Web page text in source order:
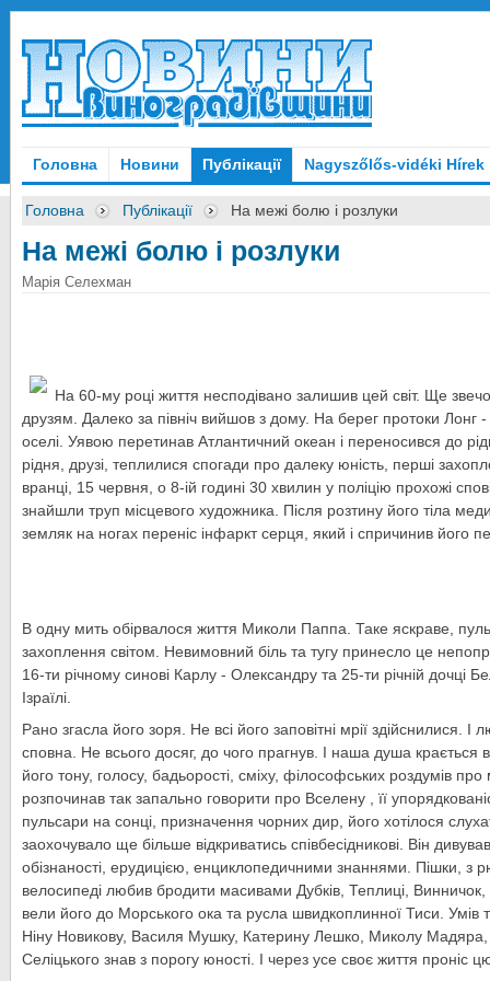
Головна Новини Публікації Nagyszőlős-vidéki Hírek
Головна Публікації На межі болю і розлуки
На межі болю і розлуки
Марія Селехман
На 60-му році життя несподівано залишив цей світ. Ще
друзям. Далеко за північ вийшов з дому. На берег протоки Лонг
оселі. Уявою перетинав Атлантичний океан і переносився до
рідня, друзі, теплилися спогади про далеку юність, перші
вранці, 15 червня, о 8-ій годині 30 хвилин у поліцію прохожі
знайшли труп місцевого художника. Після розтину його тіла
земляк на ногах переніс інфаркт серця, який і спричинив його
В одну мить обірвалося життя Миколи Паппа. Таке яскраве,
захоплення світом. Невимовний біль та тугу принесло це
16-ти річному синові Карлу - Олександру та 25-ти річній дочці
Ізраїлі.
Рано згасла його зоря. Не всі його заповітні мрії здійснилися. І
сповна. Не всього досяг, до чого прагнув. І наша душа крається
його тону, голосу, бадьорості, сміху, філософських роздумів
розпочинав так запально говорити про Вселену , її
пульсари на сонці, призначення чорних дир, його хотілося
заохочувало ще більше відкриватись співбесідникові. Він
обізнаності, ерудицією, енциклопедичними знаннями. Пішки, з
велосипеді любив бродити масивами Дубків, Теплиці, Винничок,
вели його до Морського ока та русла швидкоплинної Тиси. Умів
Ніну Новикову, Василя Мушку, Катерину Лешко, Миколу Мадяра,
Селіцького знав з порогу юності. І через усе своє життя проніс